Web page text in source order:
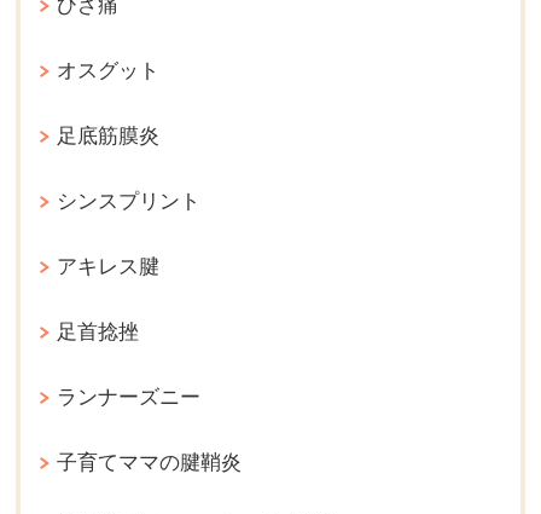
ひざ痛
オスグット
足底筋膜炎
シンスプリント
アキレス腱
足首捻挫
ランナーズニー
子育てママの腱鞘炎